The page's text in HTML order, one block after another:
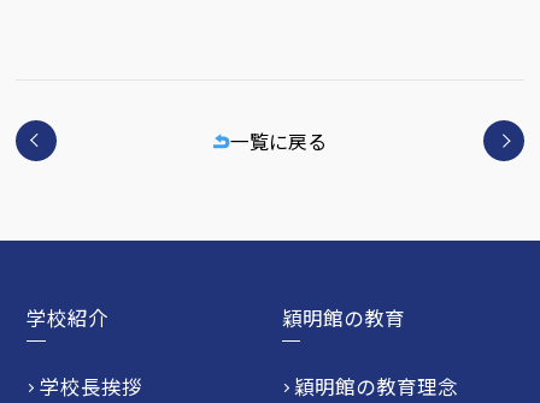
一覧に戻る
学校紹介
学校長挨拶
穎明館の教育
穎明館の教育理念